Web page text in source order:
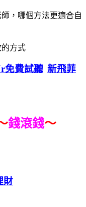
，哪個方法更適合自
方式
免費試聽 新飛菲
錢滾錢～
財